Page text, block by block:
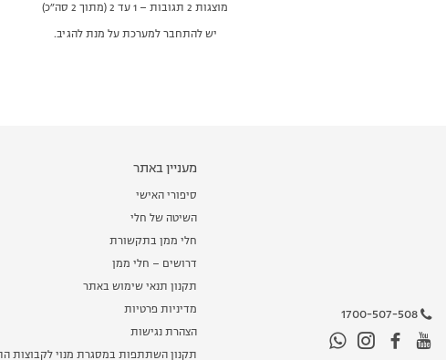
מוצגות 2 תגובות – 1 עד 2 (מתוך 2 סה״כ)
יש להתחבר למערכת על מנת להגיב.
1700-507-508
מעניין באתר
סיפורי האישי
השיטה של חלי
חלי ממן בתקשורת
דרושים – חלי ממן
תקנון תנאי שימוש באתר
מדיניות פרטיות
הצהרת נגישות
תקנון השתתפות במסגרת מנוי לקבוצות